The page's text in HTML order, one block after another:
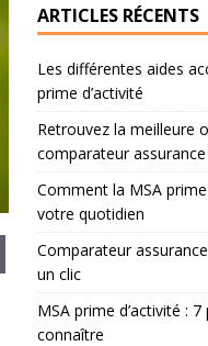
ARTICLES RÉCENTS
Les différentes aides
prime d’activité
Retrouvez la meilleure
comparateur
Comment la MSA
votre quotidien
Comparateur
un clic
MSA prime d’activité :
connaître